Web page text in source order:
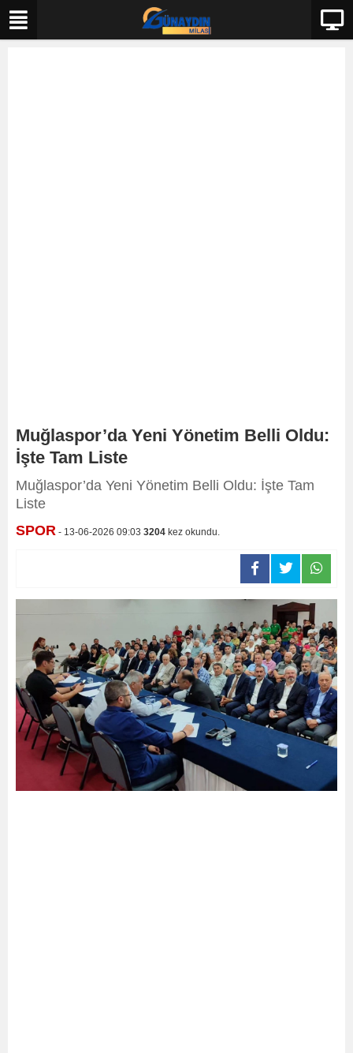
Muğlaspor’da Yeni Yönetim Belli Oldu:
İşte Tam Liste
Muğlaspor’da Yeni Yönetim Belli Oldu: İşte Tam
Liste
SPOR - 13-06-2026 09:03 3204 kez okundu.